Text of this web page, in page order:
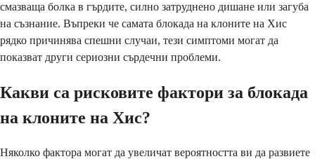
смазваща болка в гърдите, силно затруднено дишане или загуба
на съзнание. Въпреки че самата блокада на клоните на Хис
рядко причинява спешни случаи, тези симптоми могат да
показват други сериозни сърдечни проблеми.
Какви са рисковите фактори за блокада
на клоните на Хис?
Няколко фактора могат да увеличат вероятността ви да развиете